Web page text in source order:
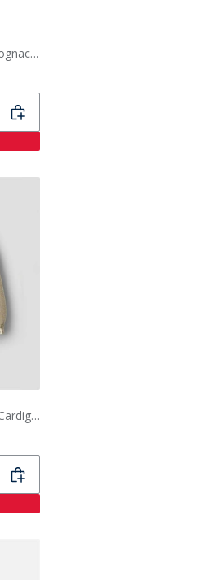
Bundgaard Baby små rem sko Cognac Ws
Lil' Atelier Børne Dundo Strikket Cardigan Oxford Tan